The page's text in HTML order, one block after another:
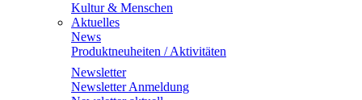
Kultur & Menschen
Aktuelles
News
Produktneuheiten / Aktivitäten
Newsletter
Newsletter Anmeldung